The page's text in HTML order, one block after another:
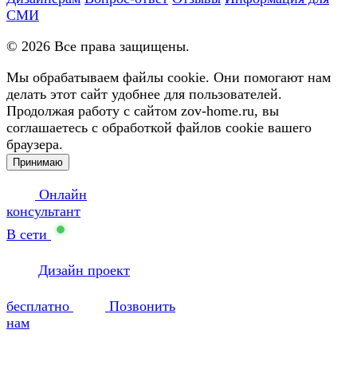
СМИ
© 2026 Все права защищены.
Мы обрабатываем файлы cookie. Они помогают нам
делать этот сайт удобнее для пользователей.
Продолжая работу с сайтом zov-home.ru, вы
соглашаетесь с обработкой файлов cookie вашего
браузера.
Принимаю
Онлайн
консультант
В сети
Дизайн проект
бесплатно
Позвонить
нам